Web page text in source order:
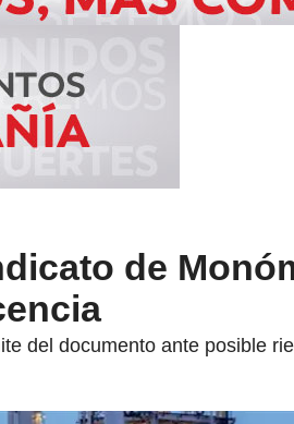
de
del documento ante posible